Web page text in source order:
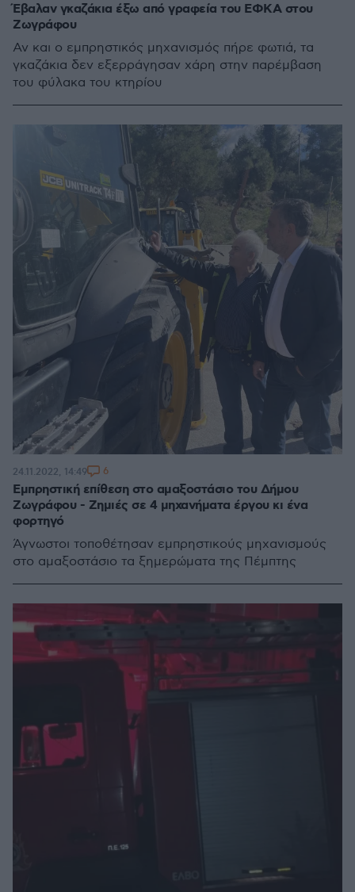
Έβαλαν γκαζάκια έξω από γραφεία του ΕΦΚΑ στου
Ζωγράφου
Αν και ο εμπρηστικός μηχανισμός πήρε φωτιά, τα
γκαζάκια δεν εξερράγησαν χάρη στην παρέμβαση
του φύλακα του κτηρίου
Εμπρηστική επίθεση στο αμαξοστάσιο του Δήμου
Ζωγράφου - Ζημιές σε 4 μηχανήματα έργου κι ένα
φορτηγό
Άγνωστοι τοποθέτησαν εμπρηστικούς μηχανισμούς
στο αμαξοστάσιο τα ξημερώματα της Πέμπτης
24.11.2022, 14:49 6